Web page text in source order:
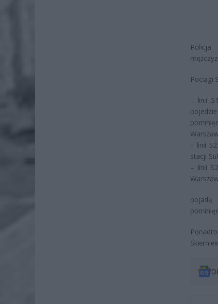
Policja
Pociągi
– linii
– linii
stacji
– linii
pojadą